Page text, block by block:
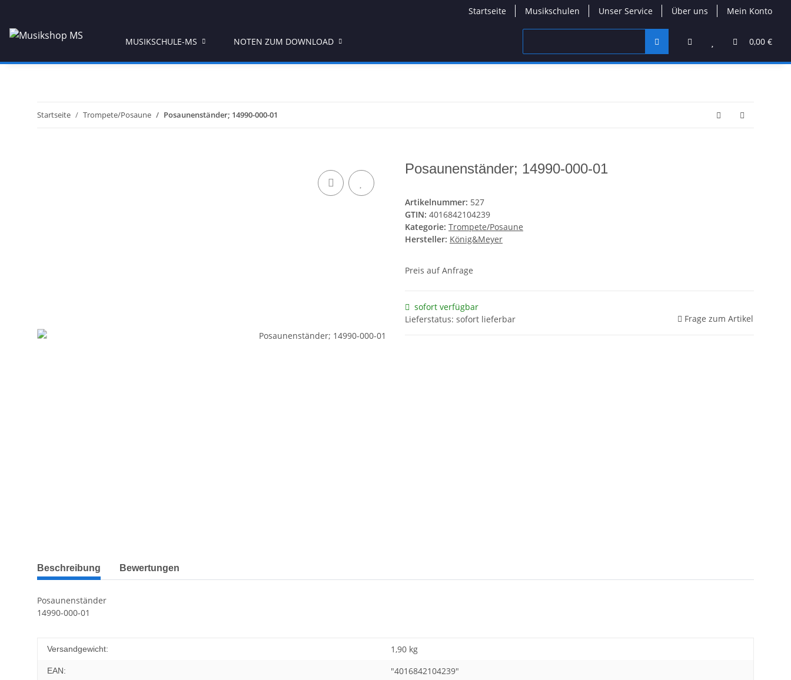
Startseite Musikschulen Unser Service Über uns Mein Konto
0,00 €
MUSIKSCHULE-MS NOTEN ZUM DOWNLOAD
Startseite Trompete/Posaune Posaunenständer; 14990-000-01
Posaunenständer; 14990-000-01
Artikelnummer: 527
GTIN: 4016842104239
Kategorie: Trompete/Posaune
Hersteller: König&Meyer
Preis auf Anfrage
sofort verfügbar
Lieferstatus: sofort lieferbar
Frage zum Artikel
Beschreibung Bewertungen
Posaunenständer
14990-000-01
Versandgewicht: 1,90 kg
EAN: "4016842104239"